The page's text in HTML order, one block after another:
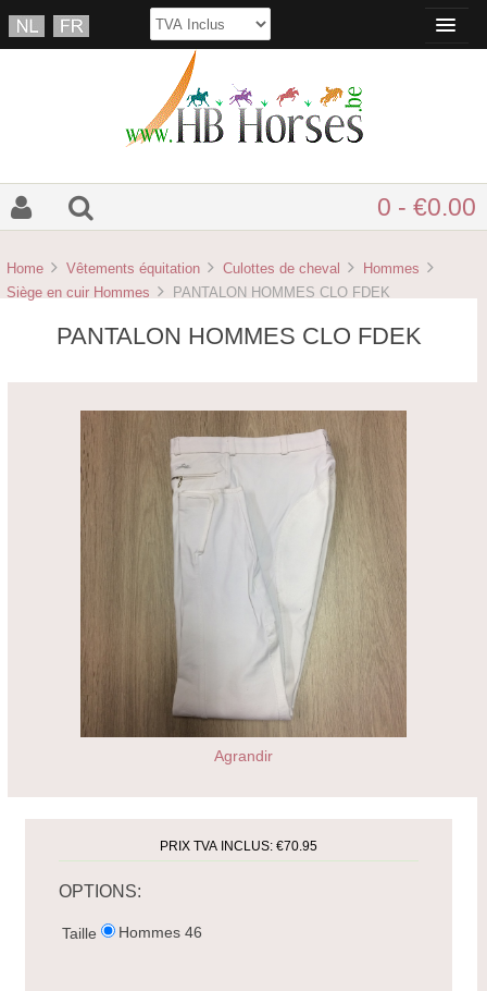
0 - €0.00
Home Vêtements équitation Culottes de cheval
Hommes
Siège en cuir Hommes
PANTALON HOMMES CLO FDEK
PANTALON HOMMES CLO FDEK
Agrandir
PRIX TVA INCLUS:€70.95
OPTIONS:
Taille Hommes 46